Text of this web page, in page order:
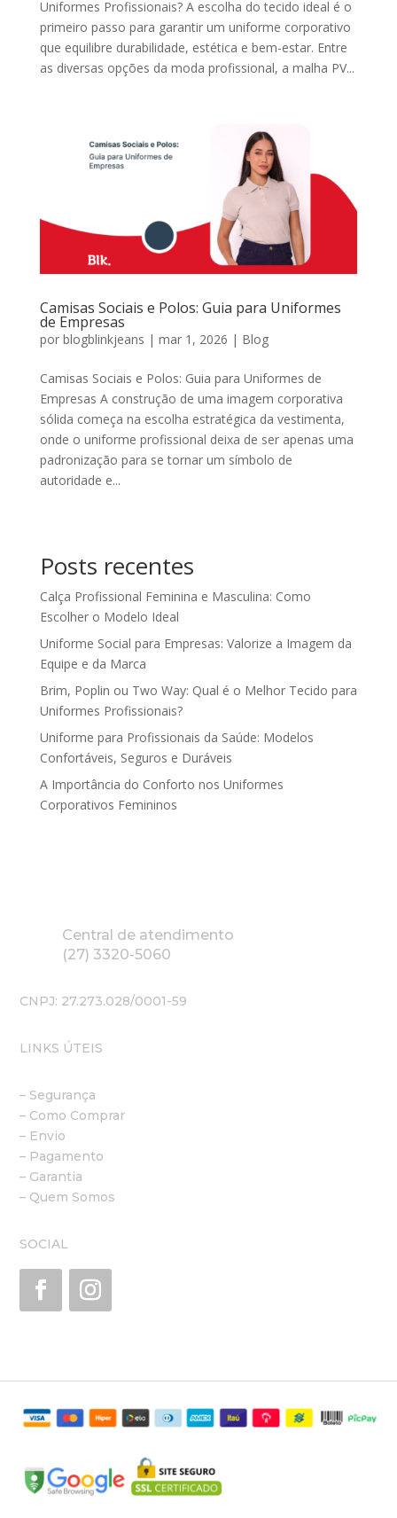
Uniformes Profissionais? A escolha do tecido ideal é o
primeiro passo para garantir um uniforme corporativo
que equilibre durabilidade, estética e bem-estar. Entre
as diversas opções da moda profissional, a malha PV...
Camisas Sociais e Polos: Guia para Uniformes
de Empresas
por blogblinkjeans | mar 1, 2026 | Blog
Camisas Sociais e Polos: Guia para Uniformes de
Empresas A construção de uma imagem corporativa
sólida começa na escolha estratégica da vestimenta,
onde o uniforme profissional deixa de ser apenas uma
padronização para se tornar um símbolo de
autoridade e...
Posts recentes
Calça Profissional Feminina e Masculina: Como
Escolher o Modelo Ideal
Uniforme Social para Empresas: Valorize a Imagem da
Equipe e da Marca
Brim, Poplin ou Two Way: Qual é o Melhor Tecido para
Uniformes Profissionais?
Uniforme para Profissionais da Saúde: Modelos
Confortáveis, Seguros e Duráveis
A Importância do Conforto nos Uniformes
Corporativos Femininos
Central de atendimento
(27) 3320-5060
CNPJ: 27.273.028/0001-59
LINKS ÚTEIS
– Segurança
– Como Comprar
– Envio
– Pagamento
– Garantia
– Quem Somos
SOCIAL